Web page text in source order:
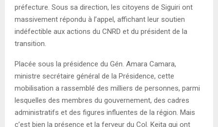
préfecture. Sous sa direction, les citoyens de Siguiri ont
massivement répondu à l’appel, affichant leur soutien
indéfectible aux actions du CNRD et du président de la
transition.
Placée sous la présidence du Gén. Amara Camara,
ministre secrétaire général de la Présidence, cette
mobilisation a rassemblé des milliers de personnes, parmi
lesquelles des membres du gouvernement, des cadres
administratifs et des figures influentes de la région. Mais
c’est bien la présence et la ferveur du Col. Keita qui ont